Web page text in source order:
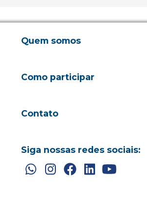
Quem somos
Como participar
Contato
Siga nossas redes sociais: